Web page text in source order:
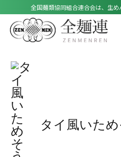
全国麺類協同組合連合会は、生め
タイ風いため